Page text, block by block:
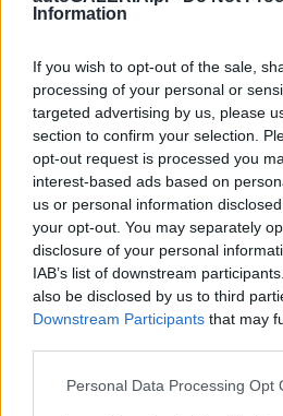
Information
If you wish to opt-out of the sale,
processing of your personal or
targeted advertising by us, please
section to confirm your selection.
opt-out request is processed you
interest-based ads based on
us or personal information
your opt-out. You may separately
disclosure of your personal
IAB’s list of downstream
also be disclosed by us to third
Downstream Participants that may
Please note that this website/app
Personal Data Processing Opt